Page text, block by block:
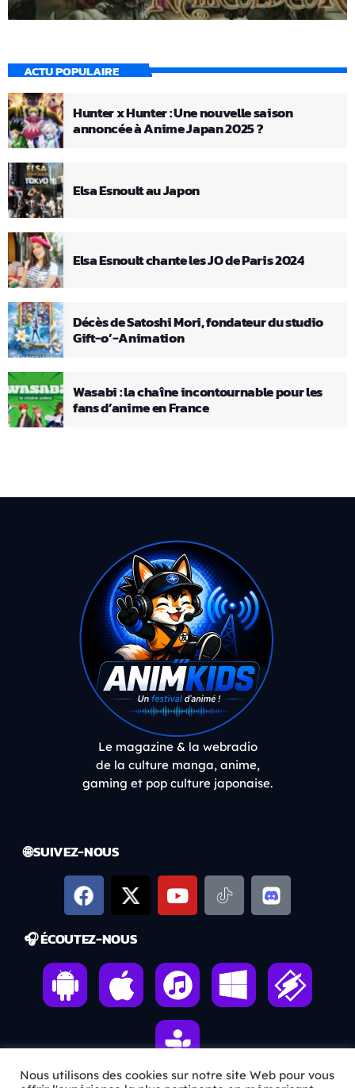
ACTU POPULAIRE
Hunter x Hunter : Une nouvelle saison
annoncée à Anime Japan 2025 ?
Elsa Esnoult au Japon
Elsa Esnoult chante les JO de Paris 2024
Décès de Satoshi Mori, fondateur du studio
Gift-o’-Animation
Wasabi : la chaîne incontournable pour les
fans d’anime en France
Le magazine & la webradio
de la culture manga, anime,
gaming et pop culture japonaise.
🌐 SUIVEZ-NOUS
🎧 ÉCOUTEZ-NOUS
Nous utilisons des cookies sur notre site Web pour vous